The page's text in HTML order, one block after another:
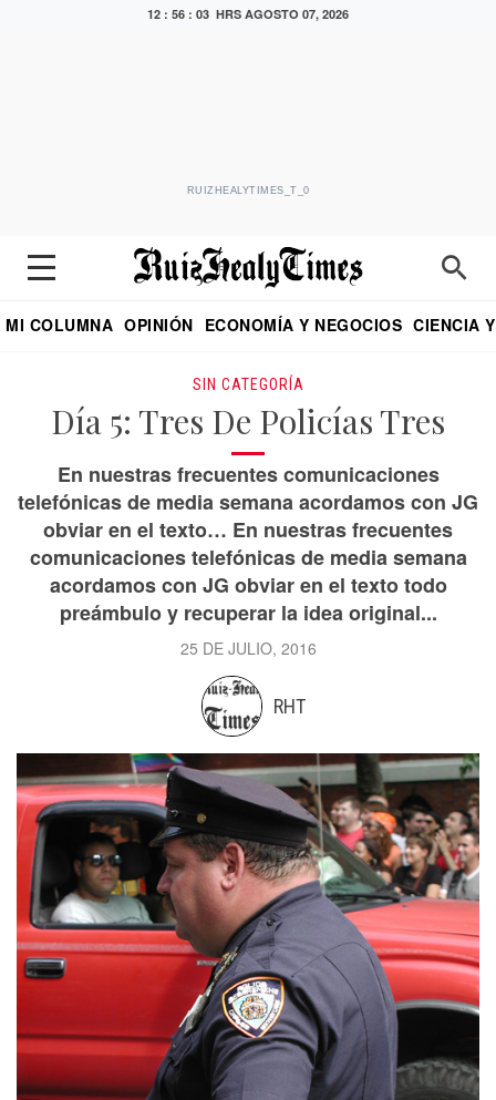
12 : 56 : 04 HRS AGOSTO 07, 2026
RUIZHEALYTIMES_T_0
MI COLUMNA OPINIÓN ECONOMÍA Y NEGOCIOS CIENCIA
SIN CATEGORÍA
Día 5: Tres De Policías Tres
En nuestras frecuentes comunicaciones
telefónicas de media semana acordamos con JG
obviar en el texto… En nuestras frecuentes
comunicaciones telefónicas de media semana
acordamos con JG obviar en el texto todo
preámbulo y recuperar la idea original...
25 DE JULIO, 2016
RHT